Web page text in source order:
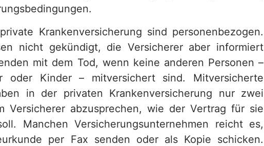
Krankenversicherung sind personenbezogen.
nicht gekündigt, die Versicherer aber informiert
mit dem Tod, wenn keine anderen Personen –
oder Kinder – mitversichert sind. Mitversicherte
in der privaten Krankenversicherung nur zwei
Versicherer abzusprechen, wie der Vertrag für sie
Manchen Versicherungsunternehmen reicht es,
per Fax senden oder als Kopie schicken.